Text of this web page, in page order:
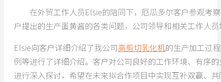
在外贸工作人员Elsie的陪同下，厄瓜多尔客户参观考察
户提出的生产蛋黄酱的各类问题，公司领导和相关工作人
Elsie向客户详细介绍了我公司高剪切乳化机的生产加工过
例等进行了详细介绍。客户对公司良好的工作环境、有序
进行深入探讨，希望在未来拟合作项目中实现互补双赢、